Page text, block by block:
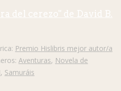
del cerezo" de David B.
Premio Hislibris mejor autor/a
Aventuras, Novela de
, Samuráis